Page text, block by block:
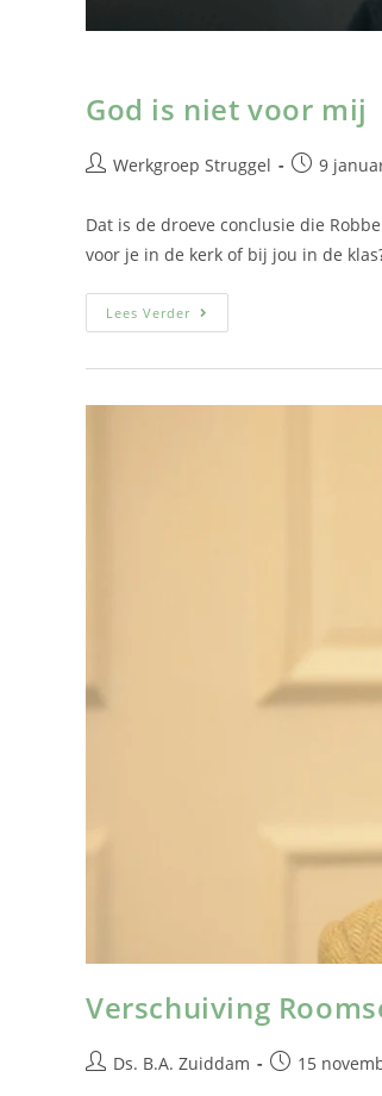
God is niet voor mij
Werkgroep Struggel 9
Dat is de droeve conclusie die
voor je in de kerk of bij jou in de
Lees Verder
Verschuiving
Ds. B.A. Zuiddam 15